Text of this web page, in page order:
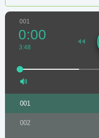
001
0:00
3:48
001
002